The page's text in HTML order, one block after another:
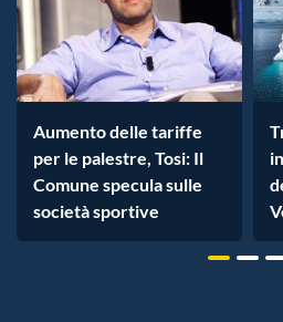
Aumento delle tariffe
per le palestre, Tosi: Il
Comune specula sulle
società sportive